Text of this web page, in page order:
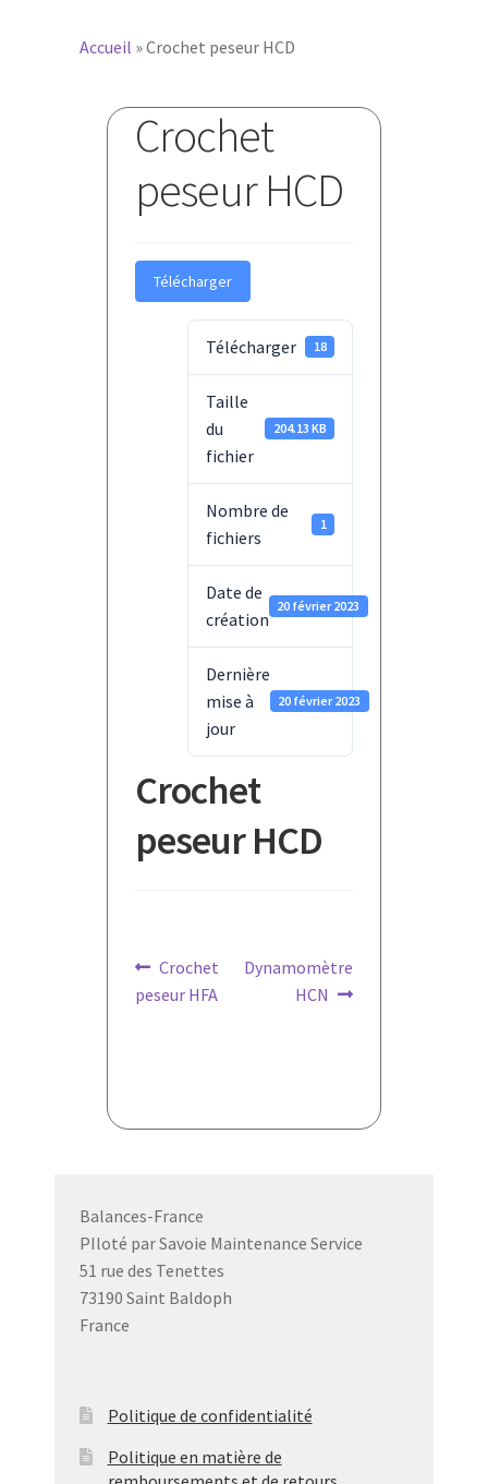
Accueil »Crochet peseur HCD
Crochet
peseur HCD
Télécharger
Télécharger 18
Taille
du
fichier
204.13 KB
Nombre de
fichiers
1
Date de
création
20 février 2023
Dernière
mise à
jour
20 février 2023
Crochet
peseur HCD
Navigation
de
Article
précédent :
Crochet
peseur HFA
Article
suivant :
Dynamomètre
HCN
Balances-France
PIloté par Savoie Maintenance Service
51 rue des Tenettes
73190 Saint Baldoph
France
Politique de confidentialité
Politique en matière de